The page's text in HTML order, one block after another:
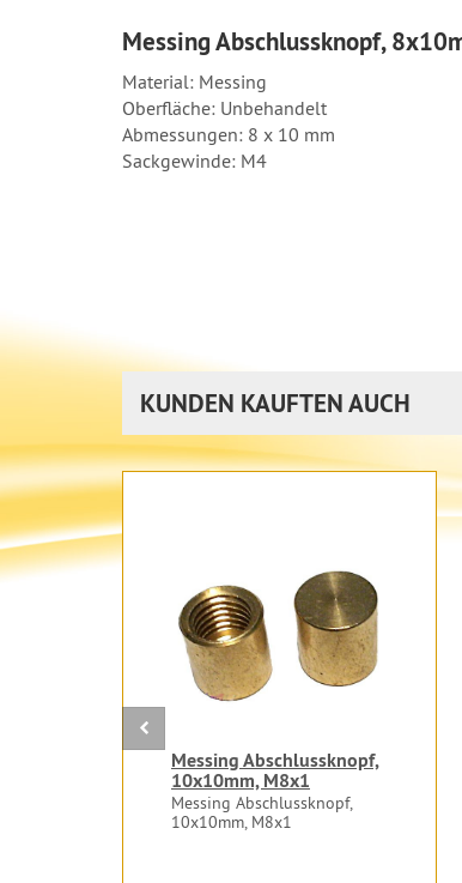
Messing Abschlussknopf,
Material: Messing
Oberfläche: Unbehandelt
Abmessungen: 8 x 10 mm
Sackgewinde: M4
KUNDEN KAUFTEN AUCH
Messing Abschlussknopf,
10x10mm, M8x1
Messing Abschlussknopf,
10x10mm, M8x1